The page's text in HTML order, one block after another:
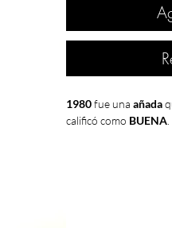
1980fue una añada
calificó como BUENA